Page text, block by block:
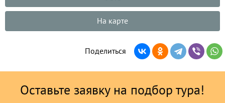
На карте
Поделиться
Оставьте заявку на подбор тура!